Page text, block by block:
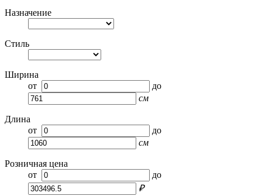
Назначение
Стиль
Ширина
от
до
см
Длина
от
до
см
Розничная цена
от
до
₽